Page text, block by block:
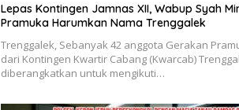
Lepas Kontingen Jamnas XII, Wabup Syah
Pramuka Harumkan Nama Trenggalek
Trenggalek, Sebanyak 42 anggota Gerakan
dari Kontingen Kwartir Cabang (Kwarcab)
diberangkatkan untuk mengikuti…